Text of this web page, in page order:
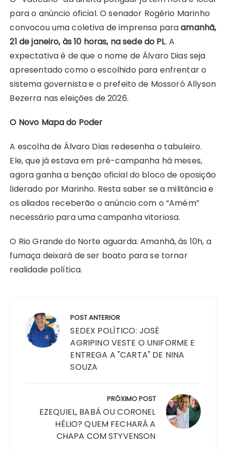
para o anúncio oficial. O senador Rogério Marinho
convocou uma coletiva de imprensa paraamanhã,
21 de janeiro, às 10 horas, na sede do PL. A
expectativa é de que o nome de Álvaro Dias seja
apresentado como o escolhido para enfrentar o
sistema governista e o prefeito de Mossoró Allyson
Bezerra nas eleições de 2026.
O Novo Mapa do Poder
A escolha de Álvaro Dias redesenha o tabuleiro.
Ele, que já estava em pré-campanha há meses,
agora ganha a benção oficial do bloco de oposição
liderado por Marinho. Resta saber se a militância e
os aliados receberão o anúncio com o “Amém”
necessário para uma campanha vitoriosa.
O Rio Grande do Norte aguarda. Amanhã, às 10h, a
fumaça deixará de ser boato para se tornar
realidade política.
Post
POST ANTERIOR
SEDEX POLÍTICO: JOSÉ
AGRIPINO VESTE O UNIFORME E
ENTREGA A "CARTA" DE NINA
SOUZA
PRÓXIMO POST
EZEQUIEL, BABÁ OU CORONEL
HÉLIO? QUEM FECHARÁ A
CHAPA COM STYVENSON